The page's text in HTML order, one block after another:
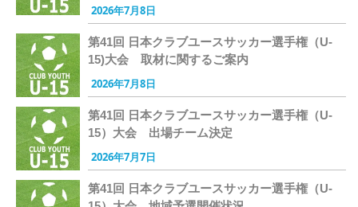
2026年7月8日
第41回 日本クラブユースサッカー選手権（U-
15)大会 取材に関するご案内
2026年7月8日
第41回 日本クラブユースサッカー選手権（U-
15）大会 出場チーム決定
2026年7月7日
第41回 日本クラブユースサッカー選手権（U-